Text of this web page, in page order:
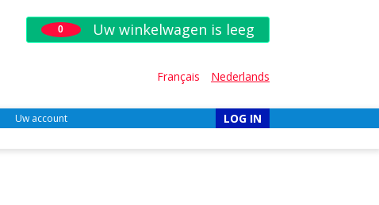
0 Uw winkelwagen is leeg
Français Nederlands
Uw account LOG IN